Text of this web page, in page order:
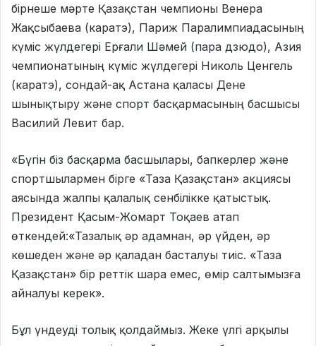
бірнеше мәрте Қазақстан чемпионы Венера
Жақсыбаева (каратэ), Париж Паралимпиадасының
күміс жүлдегері Ерғали Шәмей (пара дзюдо), Азия
чемпионатының күміс жүлдегері Николь Ценгель
(каратэ), сондай-ақ Астана қаласы Дене
шынықтыру және спорт басқармасының басшысы
Василий Левит бар.
«Бүгін біз басқарма басшылары, бапкерлер және
спортшылармен бірге «Таза Қазақстан» акциясы
аясында жалпы қалалық сенбілікке қатыстық.
Президент Қасым-Жомарт Тоқаев атап
өткендей:«Тазалық әр адамнан, әр үйден, әр
көшеден және әр қаладан басталуы тиіс. «Таза
Қазақстан» бір реттік шара емес, өмір салтымызға
айналуы керек».
Бұл үндеуді толық қолдаймыз. Жеке үлгі арқылы